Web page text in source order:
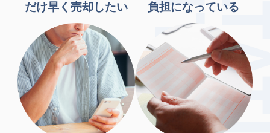
だけ早く売却したい
負担になっている